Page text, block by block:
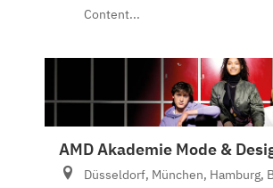
Content...
AMD Akademie Mode &
Düsseldorf, München, Hamburg,